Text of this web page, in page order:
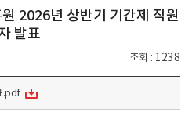
2026년 상반기 기간제 직원
발표
조회 1238
.pdf